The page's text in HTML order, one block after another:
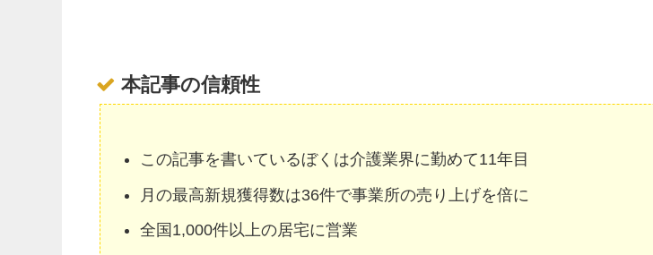
本記事の信頼性
この記事を書いているぼくは介護業界に勤めて11年目
月の最高新規獲得数は36件で事業所の売り上げを倍に
全国1,000件以上の居宅に営業